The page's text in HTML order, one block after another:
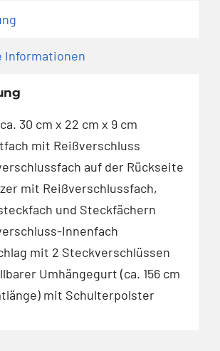
Informationen
30 cm x 22 cm x 9 cm
mit Reißverschluss
auf der Rückseite
mit Reißverschlussfach,
und Steckfächern
Innenfach
mit 2 Steckverschlüssen
Umhängegurt (ca. 156 cm
mit Schulterpolster